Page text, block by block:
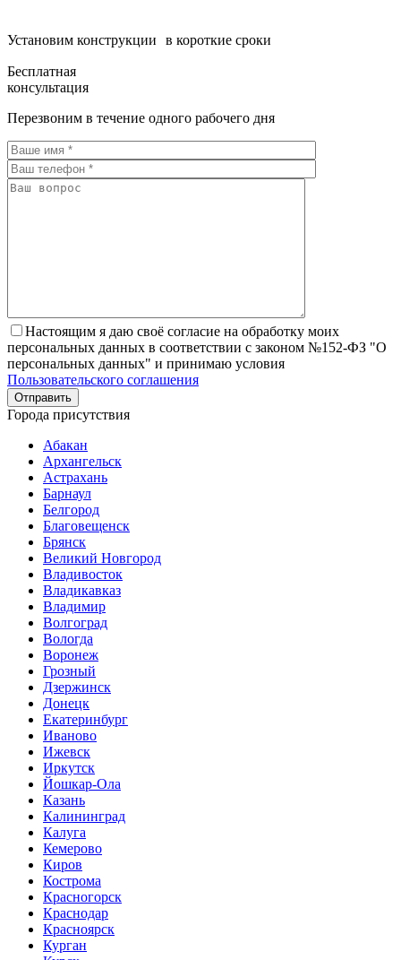
Установим конструкции в короткие сроки
Бесплатная
консультация
Перезвоним в течение одного рабочего дня
Настоящим я даю своё согласие на обработку моих
персональных данных в соответствии с законом №152-ФЗ "О
персональных данных" и принимаю условия
Пользовательского соглашения
Города присутствия
Абакан
Архангельск
Астрахань
Барнаул
Белгород
Благовещенск
Брянск
Великий Новгород
Владивосток
Владикавказ
Владимир
Волгоград
Вологда
Воронеж
Грозный
Дзержинск
Донецк
Екатеринбург
Иваново
Ижевск
Иркутск
Йошкар-Ола
Казань
Калининград
Калуга
Кемерово
Киров
Кострома
Красногорск
Краснодар
Красноярск
Курган